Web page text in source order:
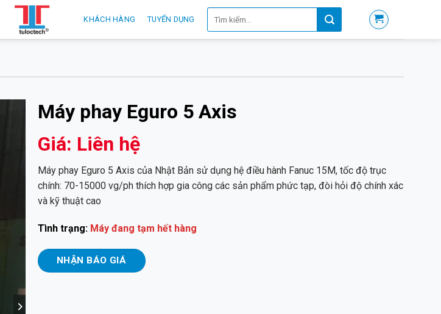
KHÁCH HÀNG TUYỂN DỤNG
kiếm:
Máy phay Eguro 5 Axis
Giá: Liên hệ
Máy phay Eguro 5 Axis của Nhật Bản sử dụng hệ điều hành Fanuc 15M, tốc độ trục
chính: 70-15000 vg/ph thích hợp gia công các sản phẩm phức tạp, đòi hỏi độ chính xác
và kỹ thuật cao
Tình trạng:Máy đang tạm hết hàng
NHẬN BÁO GIÁ